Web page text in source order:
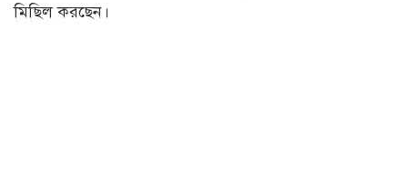
মিছিল করছেন।